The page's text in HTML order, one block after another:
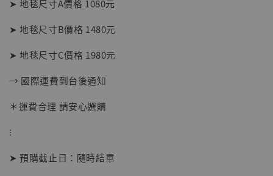
➤ 地毯尺寸A價格 1080元
➤ 地毯尺寸B價格 1480元
➤ 地毯尺寸C價格 1980元
→ 國際運費到台後通知
＊運費合理 請安心選購
⁝
➤ 預購截止日：隨時結單